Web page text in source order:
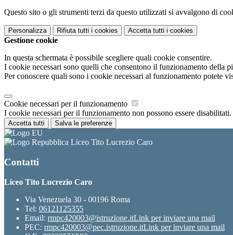
Questo sito o gli strumenti terzi da questo utilizzati si avvalgono di
Personalizza Rifiuta tutti i cookies Accetta tutti i cookies
Gestione cookie
In questa schermata è possibile scegliere quali cookie consentire.
I cookie necessari sono quelli che consentono il funzionamento della
Per conoscere quali sono i cookie necessari al funzionamento potete
Cookie necessari per il funzionamento
I cookie necessari per il funzionamento non possono essere
Accetta tutti Salva le preferenze
Liceo Tito Lucrezio Caro
Contatti
Liceo Tito Lucrezio Caro
Via Venezuela 30 - 00196 Roma
Tel: 06121125355
Email: rmpc420003@istruzione.itLink per inviare una mail
PEC: rmpc420003@pec.istruzione.itLink per inviare una mail